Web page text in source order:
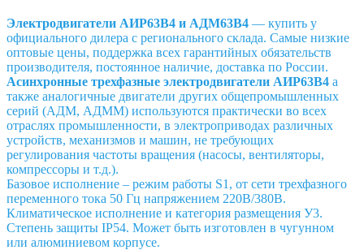
Электродвигатели АИР63В4 и АДМ63В4 — купить у
официального дилера с регионального склада. Самые низкие
оптовые цены, поддержка всех гарантийных обязательств
производителя, постоянное наличие, доставка по России.
Асинхронные трехфазные электродвигатели АИР63В4 а
также аналогичные двигатели других общепромышленных
серий (АДМ, АДММ) используются практически во всех
отраслях промышленности, в электроприводах различных
устройств, механизмов и машин, не требующих
регулирования частоты вращения (насосы, вентиляторы,
компрессоры и т.д.).
Базовое исполнение – режим работы S1, от сети трехфазного
переменного тока 50 Гц напряжением 220В/380В.
Климатическое исполнение и категория размещения У3.
Степень защиты IP54. Может быть изготовлен в чугунном
или алюминиевом корпусе.